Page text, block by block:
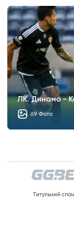
ЛК. Динамо -
69 Фото
Титульний